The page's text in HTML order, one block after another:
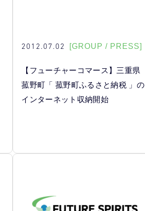
2012.07.02 [GROUP / PRESS]
【フューチャーコマース】三重県
菰野町「 菰野町ふるさと納税 」の
インターネット収納開始